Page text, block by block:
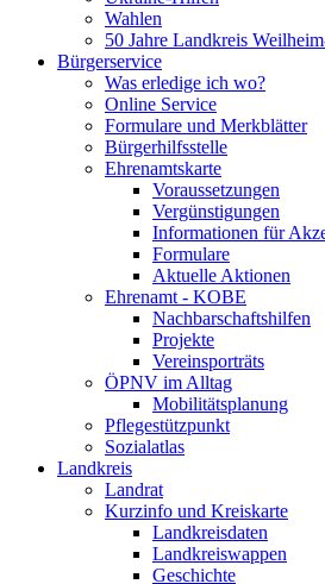
Wahlen
50 Jahre Landkreis
Bürgerservice
Was erledige ich wo?
Online Service
Formulare und Merkblätter
Bürgerhilfsstelle
Ehrenamtskarte
Voraussetzungen
Vergünstigungen
Informationen für
Formulare
Aktuelle Aktionen
Ehrenamt - KOBE
Nachbarschaftshilfen
Projekte
Vereinsporträts
ÖPNV im Alltag
Mobilitätsplanung
Pflegestützpunkt
Sozialatlas
Landkreis
Landrat
Kurzinfo und Kreiskarte
Landkreisdaten
Landkreiswappen
Geschichte